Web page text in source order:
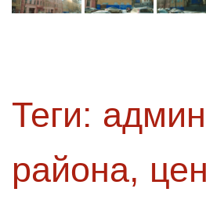
Теги:
района,